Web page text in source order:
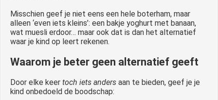
Misschien geef je niet eens een hele boterham, maar
alleen ‘even iets kleins’: een bakje yoghurt met banaan,
wat muesli erdoor… maar ook dat is dan het alternatief
waar je kind op leert rekenen.
Waarom je beter geen alternatief geeft
Door elke keer toch iets anders aan te bieden, geef je je
kind onbedoeld de boodschap: